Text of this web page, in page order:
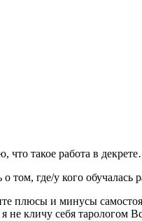
такое работа в
том, где/у кого
плюсы и минусы
не кличу себя тарологом